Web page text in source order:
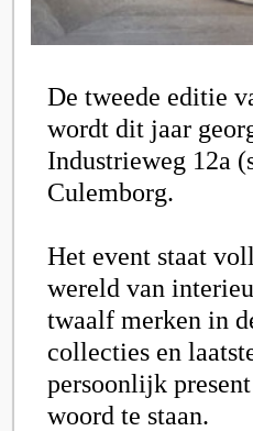
De tweede editie
wordt dit jaar
Industrieweg 12a
Culemborg.
Het event staat
wereld van
twaalf merken in
collecties en
persoonlijk
woord te staan.